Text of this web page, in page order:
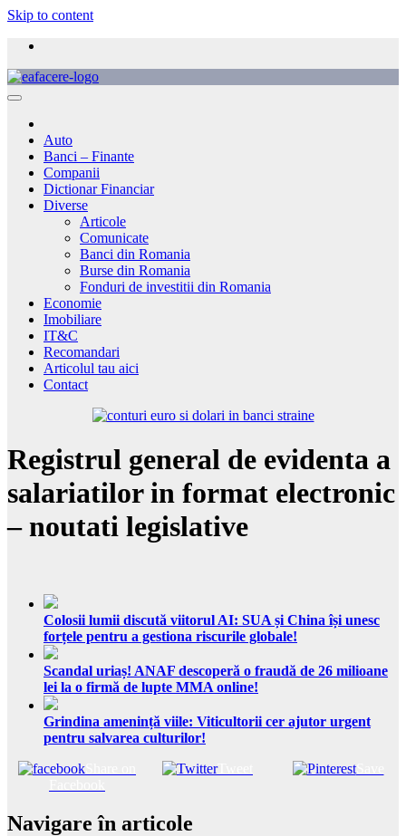
Skip to content
Auto
Banci – Finante
Companii
Dictionar Financiar
Diverse
Articole
Comunicate
Banci din Romania
Burse din Romania
Fonduri de investitii din Romania
Economie
Imobiliare
IT&C
Recomandari
Articolul tau aici
Contact
Registrul general de evidenta a
salariatilor in format electronic
– noutati legislative
Colosii lumii discută viitorul AI: SUA și China își unesc
forțele pentru a gestiona riscurile globale!
Scandal uriaș! ANAF descoperă o fraudă de 26 milioane
lei la o firmă de lupte MMA online!
Grindina amenință viile: Viticultorii cer ajutor urgent
pentru salvarea culturilor!
Tweet Save
Navigare în articole